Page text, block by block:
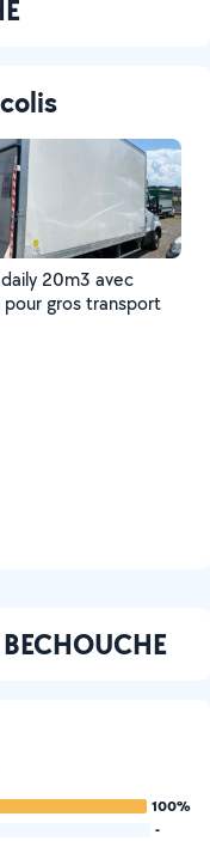
20m3 avec
pour gros transport
100%
-